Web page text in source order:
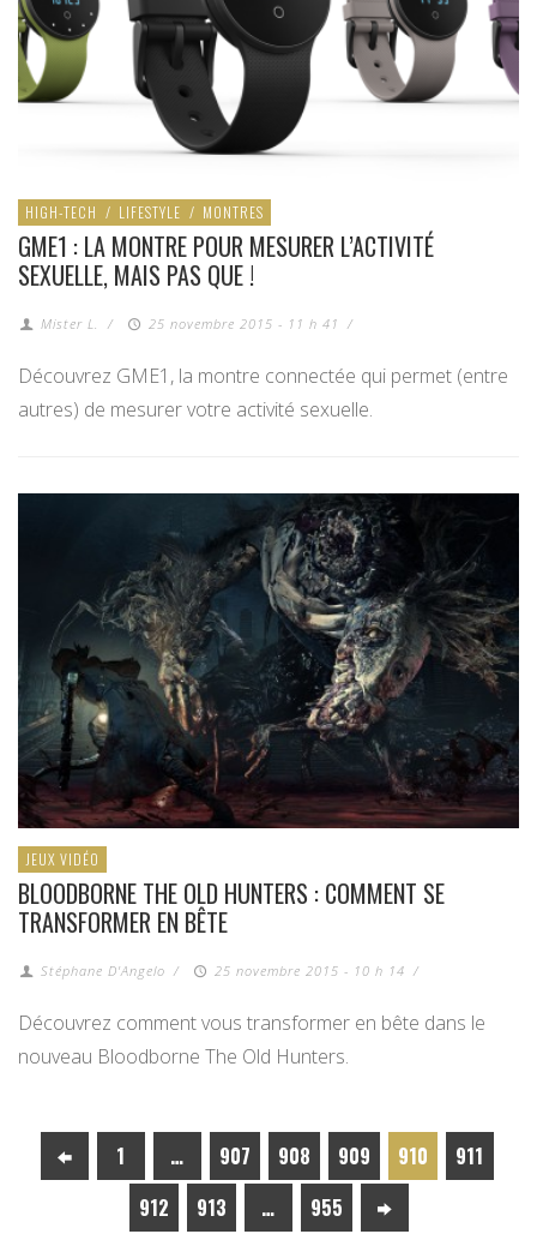
HIGH-TECH / LIFESTYLE / MONTRES
GME1 : LA MONTRE POUR MESURER L’ACTIVITÉ
SEXUELLE, MAIS PAS QUE !
Mister L. / 25 novembre 2015 - 11 h 41 /
Découvrez GME1, la montre connectée qui permet (entre
autres) de mesurer votre activité sexuelle.
JEUX VIDÉO
BLOODBORNE THE OLD HUNTERS : COMMENT SE
TRANSFORMER EN BÊTE
Stéphane D'Angelo / 25 novembre 2015 - 10 h 14 /
Découvrez comment vous transformer en bête dans le
nouveau Bloodborne The Old Hunters.
1 … 907 908 909 910
911
912
913 … 955